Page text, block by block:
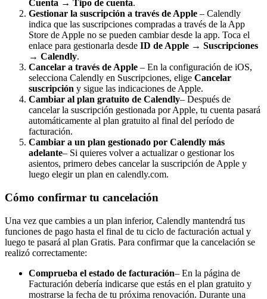
Cuenta → Tipo de cuenta.
Gestionar la suscripción a través de Apple – Calendly
indica que las suscripciones compradas a través de la App
Store de Apple no se pueden cambiar desde la app. Toca el
enlace para gestionarla desde ID de Apple → Suscripciones
→ Calendly.
Cancelar a través de Apple – En la configuración de iOS,
selecciona Calendly en Suscripciones, elige Cancelar
suscripción y sigue las indicaciones de Apple.
Cambiar al plan gratuito de Calendly– Después de
cancelar la suscripción gestionada por Apple, tu cuenta pasará
automáticamente al plan gratuito al final del período de
facturación.
Cambiar a un plan gestionado por Calendly más
adelante– Si quieres volver a actualizar o gestionar los
asientos, primero debes cancelar la suscripción de Apple y
luego elegir un plan en calendly.com.
Cómo confirmar tu cancelación
Una vez que cambies a un plan inferior, Calendly mantendrá tus
funciones de pago hasta el final de tu ciclo de facturación actual y
luego te pasará al plan Gratis. Para confirmar que la cancelación se
realizó correctamente:
Comprueba el estado de facturación– En la página de
Facturación debería indicarse que estás en el plan gratuito y
mostrarse la fecha de tu próxima renovación. Durante una